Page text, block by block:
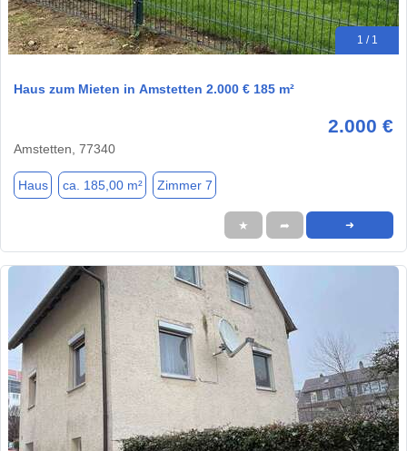
1 / 1
Haus zum Mieten in Amstetten 2.000 € 185 m²
2.000 €
Amstetten, 77340
Haus ca. 185,00 m² Zimmer 7
★ ➦ ➜